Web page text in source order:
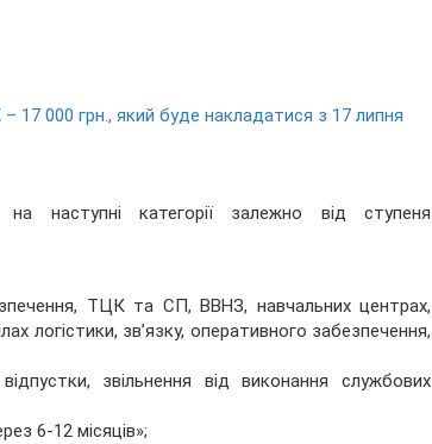
000 грн., який буде накладатися з 17 липня
наступні категорії залежно від ступеня
ТЦК та СП, ВВНЗ, навчальних центрах,
логістики, зв’язку, оперативного забезпечення,
звільнення від виконання службових
6-12 місяців»;